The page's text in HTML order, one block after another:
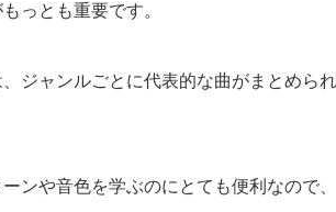
っとも重要です。
ジャンルごとに代表的な曲がまとめら
ンや音色を学ぶのにとても便利なので